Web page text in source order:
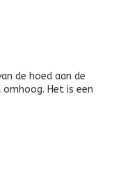
de hoed aan de
Het is een